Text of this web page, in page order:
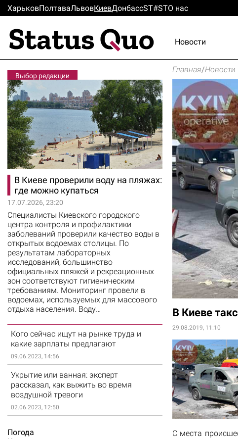
ХарьковПолтаваЛьвовКиевДонбассST#STО нас
Новости
Выбор редакции
В Киеве проверили воду на пляжах:
где можно купаться
17.07.2026, 23:20
Специалисты Киевского городского
центра контроля и профилактики
заболеваний проверили качество воды в
открытых водоемах столицы. По
результатам лабораторных
исследований, большинство
официальных пляжей и рекреационных
зон соответствуют гигиеническим
требованиям. Мониторинг провели в
водоемах, используемых для массового
отдыха населения. Воду…
Кого сейчас ищут на рынке труда и
какие зарплаты предлагают
09.06.2023, 14:56
Укрытие или ванная: эксперт
рассказал, как выжить во время
воздушной тревоги
02.06.2023, 12:50
Погода
Главная/Новости
В Киеве
29.08.2019, 11:10
С места